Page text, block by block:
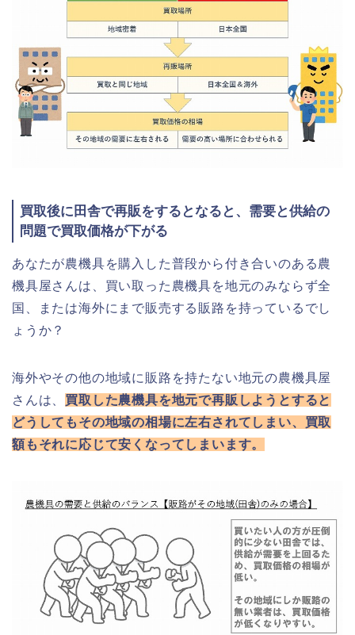
買取後に田舎で再販をするとなると、需要と供給の
問題で買取価格が下がる
あなたが農機具を購入した普段から付き合いのある農
機具屋さんは、買い取った農機具を地元のみならず全
国、または海外にまで販売する販路を持っているでし
ょうか？
海外やその他の地域に販路を持たない地元の農機具屋
さんは、 買取した農機具を地元で再販しようとすると
どうしてもその地域の相場に左右されてしまい、買取
額もそれに応じて安くなってしまいます。